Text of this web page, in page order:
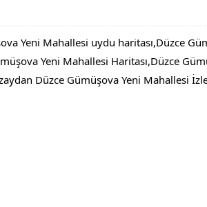
Yeni Mahallesi uydu haritası,Düzce
Yeni Mahallesi Haritası,Düzce
Düzce Gümüşova Yeni Mahallesi